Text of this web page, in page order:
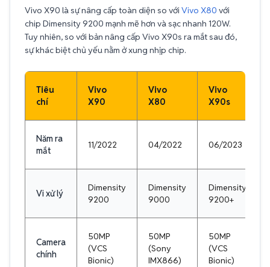
Vivo X90 là sự nâng cấp toàn diện so với Vivo X80 với
chip Dimensity 9200 mạnh mẽ hơn và sạc nhanh 120W.
Tuy nhiên, so với bản nâng cấp Vivo X90s ra mắt sau đó,
sự khác biệt chủ yếu nằm ở xung nhịp chip.
Tiêu
chí
Vivo
X90
Vivo
X80
Vivo
X90s
Năm ra
mắt
11/2022 04/2022 06/2023
Vi xử lý
Dimensity
9200
Dimensity
9000
Dimensity
9200+
Camera
chính
50MP
(VCS
Bionic)
50MP
(Sony
IMX866)
50MP
(VCS
Bionic)